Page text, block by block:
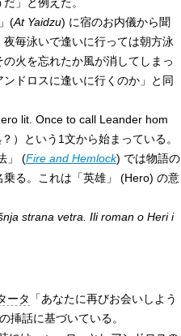
(At Yaidzu) に宿のお内儀から聞
毎泳いで逢いに行っては朝方泳
火を忘れたか風が消してしまっ
ドロスに逢いに行くのか」と同
lit. Once to call Leander hom
）という1文から始まっている。
」 (Fire and Hemlock) では物語の
る。これは「英雄」 (Hero) の意
strana vetra. Ili roman o Heri i
ータ
「あなたに再びお会いしよう
挿話に基づいている。